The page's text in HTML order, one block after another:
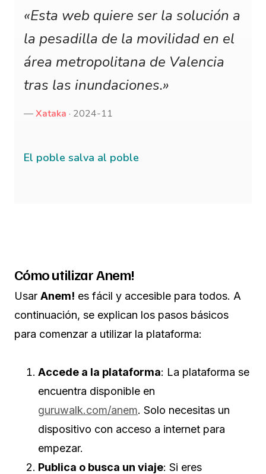
Cómo utilizar Anem!
Usar Anem! es fácil y accesible para todos. A
continuación, se explican los pasos básicos
para comenzar a utilizar la plataforma:
Accede a la plataforma: La plataforma se
encuentra disponible en
guruwalk.com/anem. Solo necesitas un
dispositivo con acceso a internet para
empezar.
Publica o busca un viaje: Si eres